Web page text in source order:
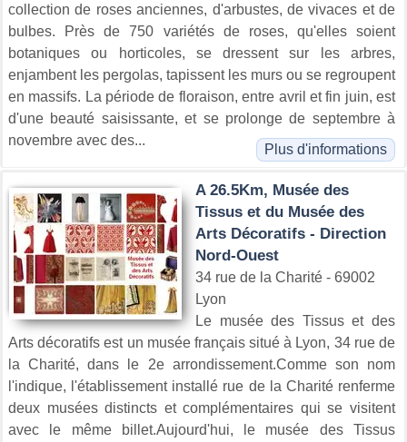
collection de roses anciennes, d'arbustes, de vivaces et de
bulbes. Près de 750 variétés de roses, qu'elles soient
botaniques ou horticoles, se dressent sur les arbres,
enjambent les pergolas, tapissent les murs ou se regroupent
en massifs. La période de floraison, entre avril et fin juin, est
d'une beauté saisissante, et se prolonge de septembre à
novembre avec des...
Plus d'informations
A 26.5Km, Musée des
Tissus et du Musée des
Arts Décoratifs - Direction
Nord-Ouest
34 rue de la Charité - 69002
Lyon
Le musée des Tissus et des
Arts décoratifs est un musée français situé à Lyon, 34 rue de
la Charité, dans le 2e arrondissement.Comme son nom
l'indique, l'établissement installé rue de la Charité renferme
deux musées distincts et complémentaires qui se visitent
avec le même billet.Aujourd'hui, le musée des Tissus